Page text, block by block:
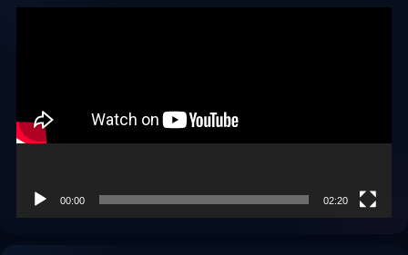
00:00 02:20